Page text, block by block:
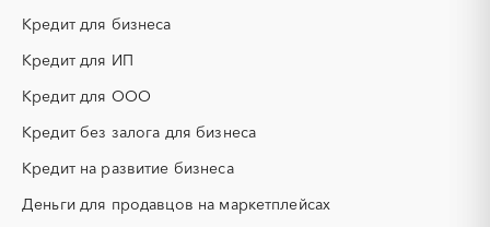
КТП
НИОКР
ОКР (опытно-
конструкторские работы)
ПГС (песчано-гравийная
смесь)
кабельные системы)
Кредит для бизнеса
Кредит для ИП
Кредит для ООО
Кредит без залога для бизнеса
Кредит на развитие бизнеса
Деньги для продавцов на маркетплейсах